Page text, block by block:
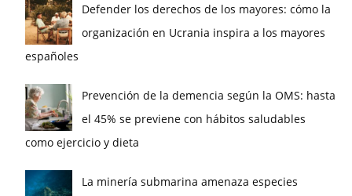
Defender los derechos de los mayores: cómo la
organización en Ucrania inspira a los mayores
españoles
Prevención de la demencia según la OMS: hasta
el 45% se previene con hábitos saludables
como ejercicio y dieta
La minería submarina amenaza especies